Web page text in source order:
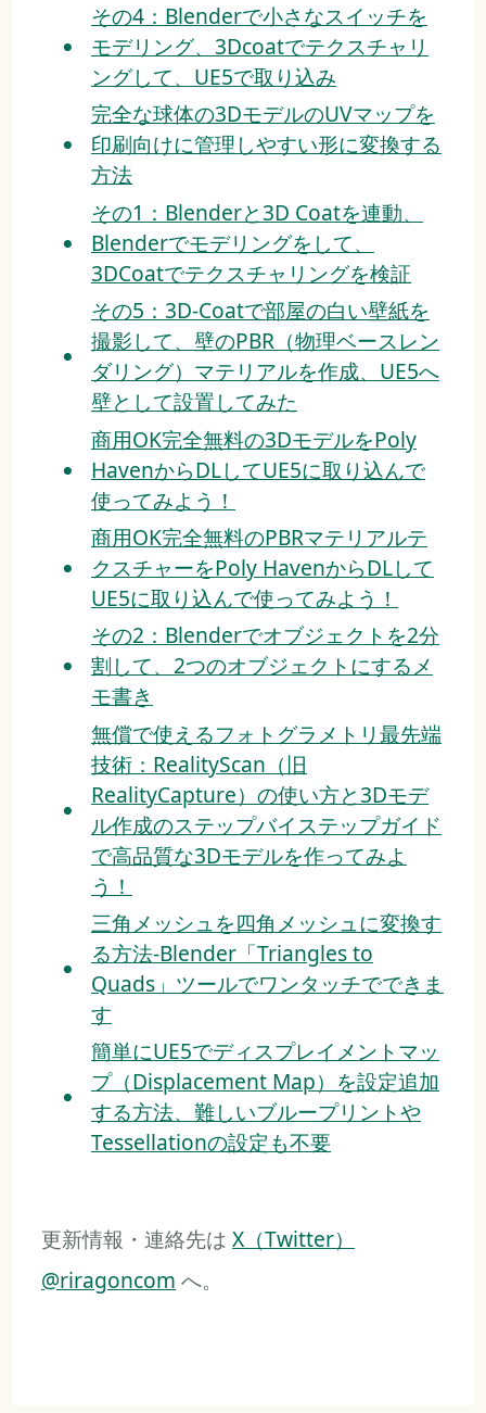
その4：Blenderで小さなスイッチを
モデリング、3Dcoatでテクスチャリ
ングして、UE5で取り込み
完全な球体の3DモデルのUVマップを
印刷向けに管理しやすい形に変換する
方法
その1：Blenderと3D Coatを連動、
Blenderでモデリングをして、
3DCoatでテクスチャリングを検証
その5：3D-Coatで部屋の白い壁紙を
撮影して、壁のPBR（物理ベースレン
ダリング）マテリアルを作成、UE5へ
壁として設置してみた
商用OK完全無料の3DモデルをPoly
HavenからDLしてUE5に取り込んで
使ってみよう！
商用OK完全無料のPBRマテリアルテ
クスチャーをPoly HavenからDLして
UE5に取り込んで使ってみよう！
その2：Blenderでオブジェクトを2分
割して、2つのオブジェクトにするメ
モ書き
無償で使えるフォトグラメトリ最先端
技術：RealityScan（旧
RealityCapture）の使い方と3Dモデ
ル作成のステップバイステップガイド
で高品質な3Dモデルを作ってみよ
う！
三角メッシュを四角メッシュに変換す
る方法-Blender「Triangles to
Quads」ツールでワンタッチでできま
す
簡単にUE5でディスプレイメントマッ
プ（Displacement Map）を設定追加
する方法、難しいブループリントや
Tessellationの設定も不要
更新情報・連絡先はX（Twitter）
@riragoncom へ。